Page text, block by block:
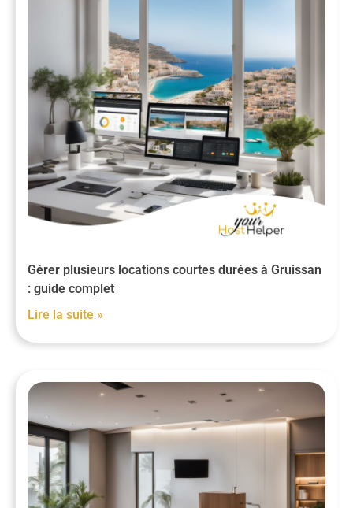
Gérer plusieurs locations courtes durées à Gruissan
: guide complet
Lire la suite »